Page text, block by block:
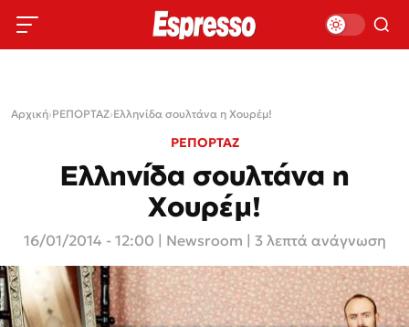
Αρχική›ΡΕΠΟΡΤΑΖ›Ελληνίδα σουλτάνα η Χουρέμ!
ΡΕΠΟΡΤΑΖ
Ελληνίδα σουλτάνα η
Χουρέμ!
16/01/2014 - 12:00 Newsroom | 3 λεπτά ανάγνωση